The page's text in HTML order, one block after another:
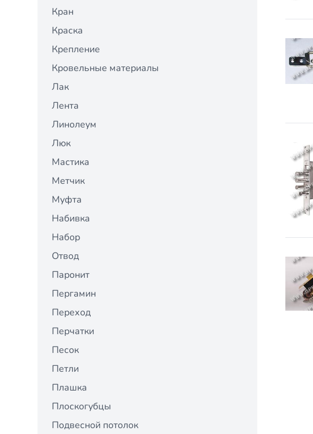
Кран
Краска
Крепление
Кровельные материалы
Лак
Лента
Линолеум
Люк
Мастика
Метчик
Муфта
Набивка
Набор
Отвод
Паронит
Пергамин
Переход
Перчатки
Песок
Петли
Плашка
Плоскогубцы
Подвесной потолок